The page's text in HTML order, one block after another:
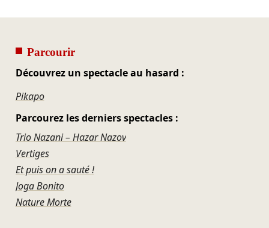
Parcourir
Découvrez un spectacle au hasard :
Pikapo
Parcourez les derniers spectacles :
Trio Nazani – Hazar Nazov
Vertiges
Et puis on a sauté !
Joga Bonito
Nature Morte